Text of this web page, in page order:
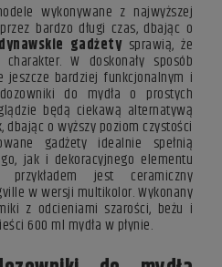
wykonywane z najwyższej
bardzo długi czas, dbając o
gadżetysprawią, że
W doskonały sposób
jeszcze bardziej funkcjonalnym i
do mydła o prostych
będą ciekawą alternatywą
o wyższy poziom czystości
gadżety idealnie spełnią
jak i dekoracyjnego elementu
przykładem jest ceramiczny
w wersji multikolor. Wykonany
z odcieniami szarości, beżu i
600 ml mydła w płynie.